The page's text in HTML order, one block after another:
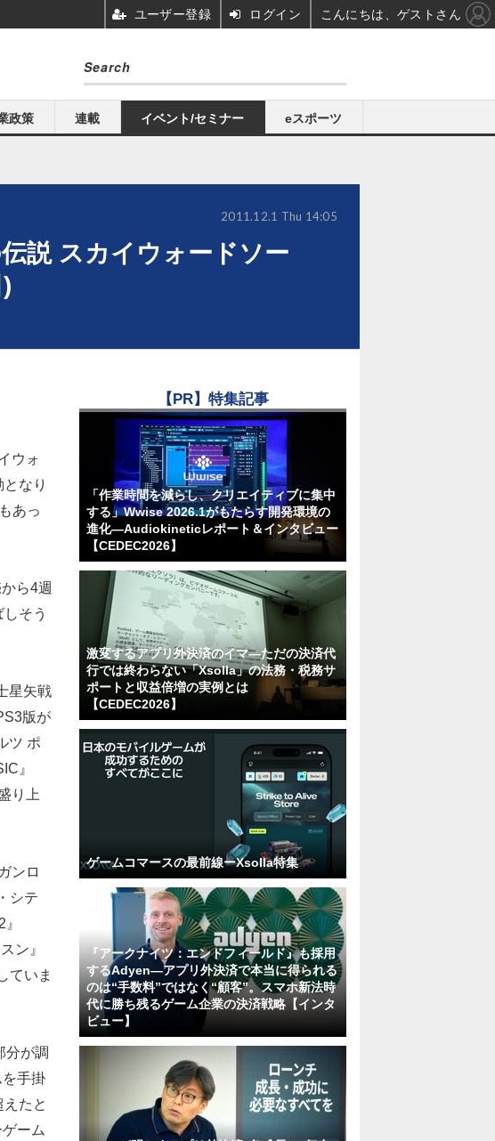
政策 連載 イベント/セミナー eスポーツ
説 スカイウォードソー
2011.12.1 Thu 14:05
ウォ
なり
あっ
ら4週
そう
星矢戦
版が
ツ ポ
』
り上
ンロ
シテ
ン』
ていま
分が調
手掛
たと
ーム
【PR】特集記事
「作業時間を減らし、クリエイティブに集中
する」Wwise 2026.1がもたらす開発環境の
進化―Audiokineticレポート＆インタビュー
【CEDEC2026】
激変するアプリ外決済のイマ―ただの決済代
行では終わらない「Xsolla」の法務・税務サ
ポートと収益倍増の実例とは
【CEDEC2026】
ゲームコマースの最前線ーXsolla特集
『アークナイツ：エンドフィールド』も採用
するAdyen―アプリ外決済で本当に得られる
のは“手数料”ではなく“顧客”。スマホ新法時
代に勝ち残るゲーム企業の決済戦略【インタ
ビュー】
ユーザー登録 ログイン こんにちは、ゲストさん